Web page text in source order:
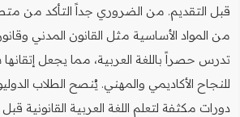
قبل التقديم. من الضروري جداً التأكد من
من المواد الأساسية مثل القانون المدني
تدرس حصراً باللغة العربية، مما يجعل
للنجاح الأكاديمي والمهني. يُنصح الطلاب
دورات مكثفة لتعلم اللغة العربية القانونية